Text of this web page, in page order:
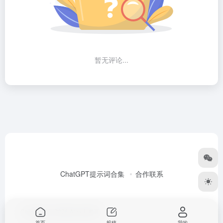
暂无评论...
ChatGPT提示词合集 合作联系
Copyright © 2026